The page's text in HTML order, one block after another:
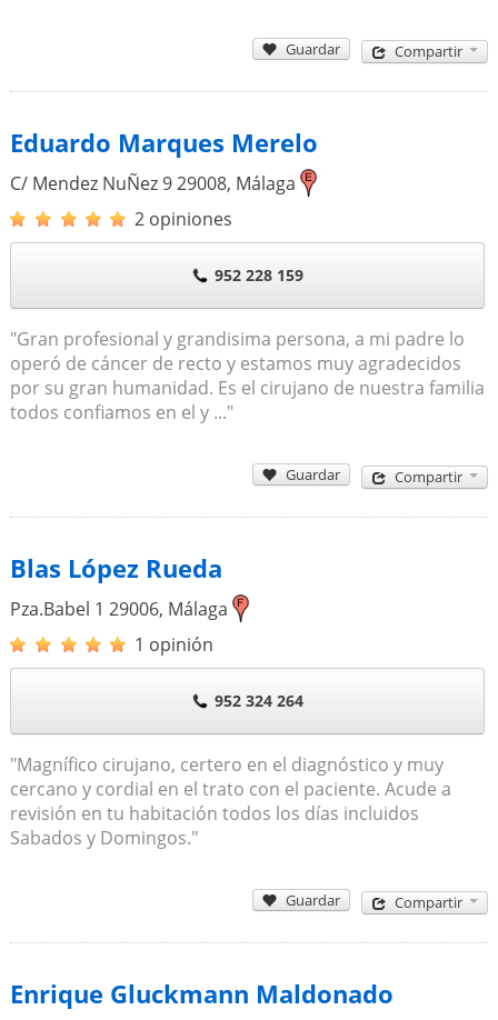
Guardar Compartir
Eduardo Marques Merelo
C/ Mendez NuÑez 929008, Málaga
2 opiniones
952 228 159
"Gran profesional y grandisima persona, a mi padre lo
operó de cáncer de recto y estamos muy agradecidos
por su gran humanidad. Es el cirujano de nuestra familia
todos confiamos en el y ..."
Guardar Compartir
Blas López Rueda
Pza.Babel 1 29006, Málaga
1 opinión
952 324 264
"Magnífico cirujano, certero en el diagnóstico y muy
cercano y cordial en el trato con el paciente. Acude a
revisión en tu habitación todos los días incluidos
Sabados y Domingos."
Guardar Compartir
Enrique Gluckmann Maldonado